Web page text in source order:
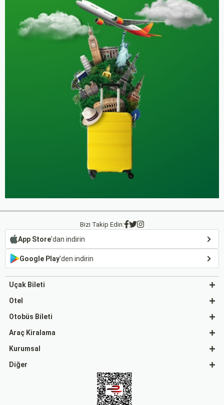
Bizi Takip Edin:
App Store'dan indirin
Google Play'den indirin
Uçak Bileti
Otel
Otobüs Bileti
Araç Kiralama
Kurumsal
Diğer